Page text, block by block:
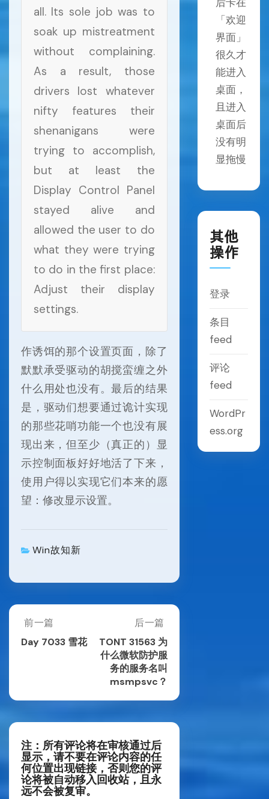
all. Its sole job was to
soak up mistreatment
without complaining.
As a result, those
drivers lost whatever
nifty features their
shenanigans were
trying to accomplish,
but at least the
Display Control Panel
stayed alive and
allowed the user to do
what they were trying
to do in the first place:
Adjust their display
settings.
作诱饵的那个设置页面，除了
默默承受驱动的胡搅蛮缠之外
什么用处也没有。最后的结果
是，驱动们想要通过诡计实现
的那些花哨功能一个也没有展
现出来，但至少（真正的）显
示控制面板好好地活了下来，
使用户得以实现它们本来的愿
望：修改显示设置。
Win故知新
Post
navigation
Previous
Post:
Day
前一篇
Day 7033 雪花
Next
Post:
TONT
31563
为
什
么
防
护
服
务
后一篇
TONT 31563 为
什么微软防护服
务的服务名叫
msmpsvc？
注：所有评论将在审核通过后
显示，请不要在评论内容的任
何位置出现链接，否则您的评
论将被自动移入回收站，且永
远不会被复审。
「欢迎
界面」
很久才
能进入
桌面，
且进入
桌面后
没有明
显拖慢
其他
操作
登录
条目
feed
评论
feed
WordPr
ess.org